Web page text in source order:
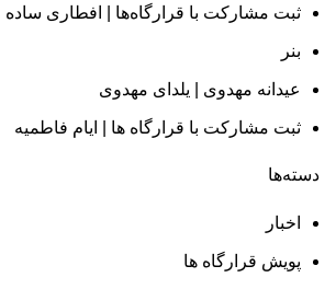
ثبت‌ مشارکت با قرارگاه‌ها | افطاری
بنر
عیدانه مهدوی | یلدای مهدوی
ثبت‌ مشارکت با قرارگاه‌ ها | ایام فاطمیه
دسته‌ها
اخبار
پویش قرارگاه ها